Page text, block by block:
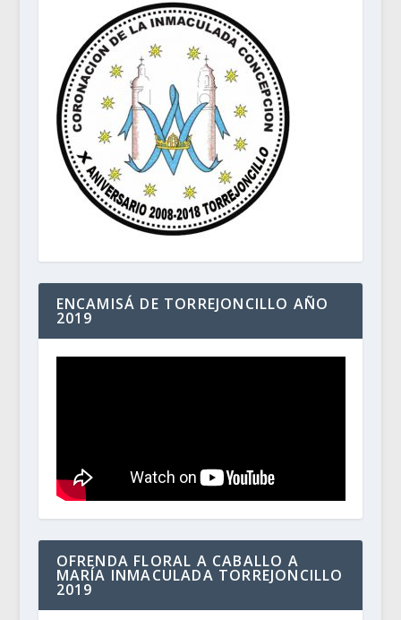
ENCAMISÁ DE TORREJONCILLO AÑO
2019
OFRENDA FLORAL A CABALLO A
MARÍA INMACULADA TORREJONCILLO
2019